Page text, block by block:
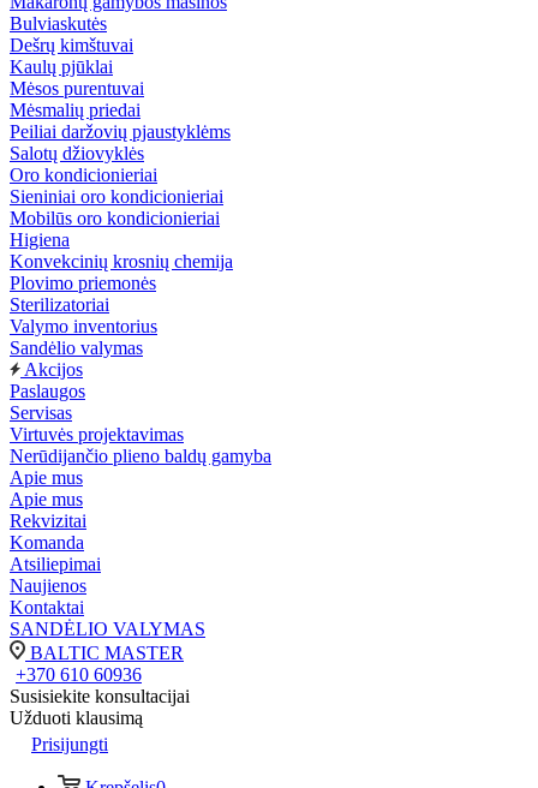
Bulviaskutės
Dešrų kimštuvai
Kaulų pjūklai
Mėsos purentuvai
Mėsmalių priedai
Peiliai daržovių pjaustyklėms
Salotų džiovyklės
Oro kondicionieriai
Sieniniai oro kondicionieriai
Mobilūs oro kondicionieriai
Higiena
Konvekcinių krosnių chemija
Plovimo priemonės
Sterilizatoriai
Valymo inventorius
Sandėlio valymas
Akcijos
Paslaugos
Servisas
Virtuvės projektavimas
Nerūdijančio plieno baldų gamyba
Apie mus
Apie mus
Rekvizitai
Komanda
Atsiliepimai
Naujienos
Kontaktai
SANDĖLIO VALYMAS
BALTIC MASTER
+370 610 60936
Susisiekite konsultacijai
Užduoti klausimą
Prisijungti